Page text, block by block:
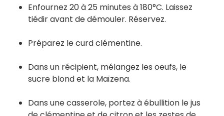
Enfournez 20 à 25 minutes à 180°C. Laissez
tiédir avant de démouler. Réservez.
Préparez le curd clémentine.
Dans un récipient, mélangez les oeufs, le
sucre blond et la Maïzena.
Dans une casserole, portez à ébullition le jus